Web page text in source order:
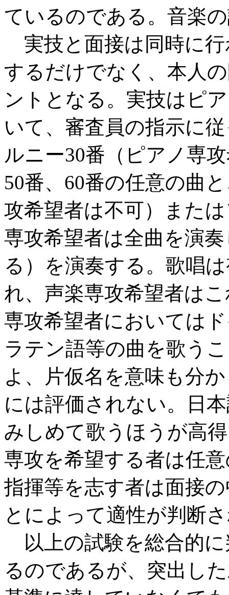
ているのである。音楽
実技と面接は同時に
するだけでなく、本人
ントとなる。実技はピ
いて、審査員の指示に
ルニー30番（ピアノ専
50番、60番の任意の曲
攻希望者は不可）また
専攻希望者は全曲を演
る）を演奏する。歌唱
れ、声楽専攻希望者は
専攻希望者においては
ラテン語等の曲を歌う
よ、片仮名を意味も分
には評価されない。日
みしめて歌うほうが高
専攻を希望する者は任
指揮等を志す者は面接
とによって適性が判断
以上の試験を総合的
るのであるが、突出し